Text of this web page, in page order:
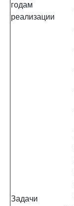
годам
реализации
Задачи